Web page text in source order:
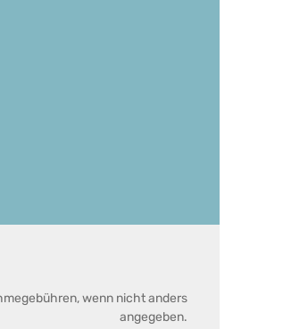
wenn nicht anders
angegeben.